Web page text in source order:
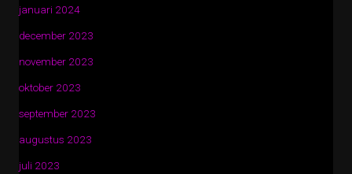
januari 2024
december 2023
november 2023
oktober 2023
september 2023
augustus 2023
juli 2023